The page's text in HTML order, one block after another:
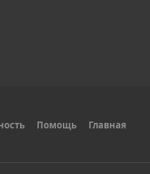
Помощь Главная